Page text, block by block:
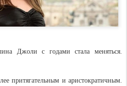
Джоли с годами стала меняться.
притягательным и аристократичным.